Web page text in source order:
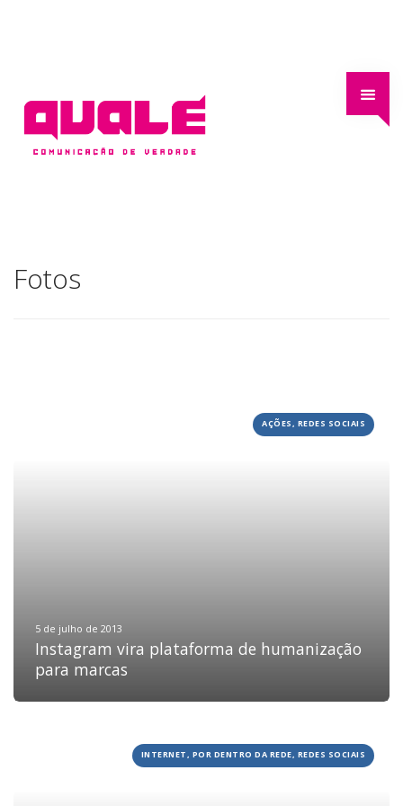
JOBS
BLOG
CONTATO
Fotos
AÇÕES, REDES SOCIAIS
5 de julho de 2013
Instagram vira plataforma de humanização
para marcas
INTERNET, POR DENTRO DA REDE, REDES SOCIAIS